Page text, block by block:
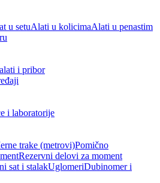
u setuAlati u kolicimaAlati u penastim
i pribor
i laboratorije
trake (metrovi)Pomično
Rezervni delovi za moment
sat i stalakUglomeriDubinomer i